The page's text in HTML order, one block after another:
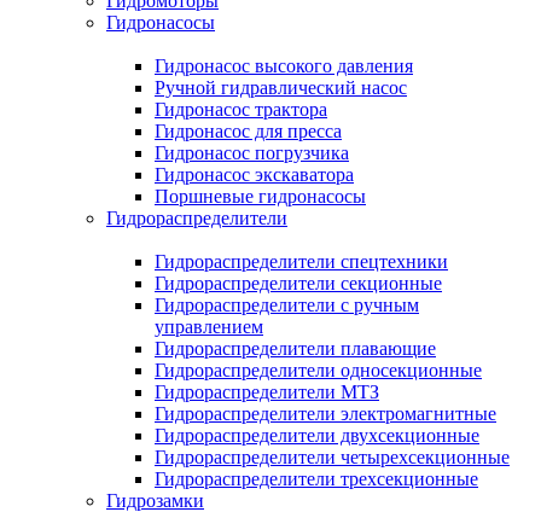
Гидронасосы
Гидронасос высокого давления
Ручной гидравлический насос
Гидронасос трактора
Гидронасос для пресса
Гидронасос погрузчика
Гидронасос экскаватора
Поршневые гидронасосы
Гидрораспределители
Гидрораспределители спецтехники
Гидрораспределители секционные
Гидрораспределители с ручным
управлением
Гидрораспределители плавающие
Гидрораспределители односекционные
Гидрораспределители МТЗ
Гидрораспределители электромагнитные
Гидрораспределители двухсекционные
Гидрораспределители четырехсекционные
Гидрораспределители трехсекционные
Гидрозамки